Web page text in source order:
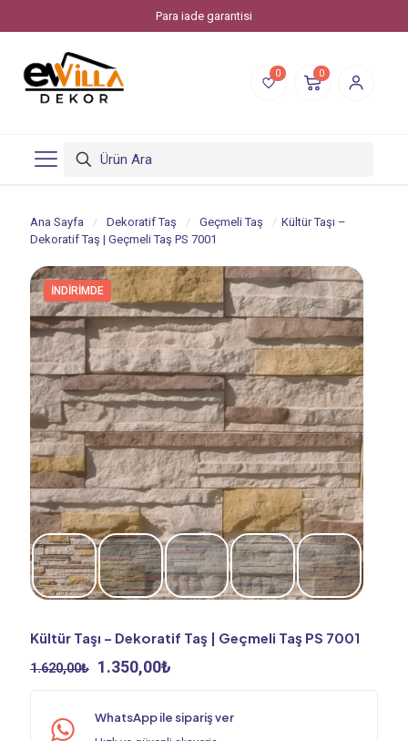
Evvilla Dekor, Piksstone'un bir online alışveriş markasıdır.
0 0
Ana Sayfa / Dekoratif Taş / Geçmeli Taş / Kültür Taşı –
Dekoratif Taş | Geçmeli Taş PS 7001
İNDIRIMDE
Kültür Taşı – Dekoratif Taş | Geçmeli Taş PS 7001
1.620,00₺ Orijinal
1.350,00₺
1.350,00₺.
WhatsApp ile sipariş ver